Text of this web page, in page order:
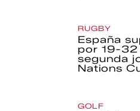
RUGBY
España
por 19-32
segunda
Nations
GOLF